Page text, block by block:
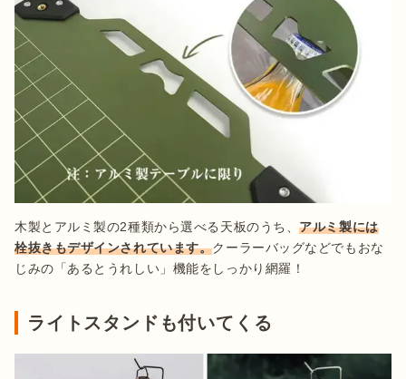
木製とアルミ製の2種類から選べる天板のうち、アルミ製には
栓抜きもデザインされています。クーラーバッグなどでもおな
じみの「あるとうれしい」機能をしっかり網羅！
ライトスタンドも付いてくる